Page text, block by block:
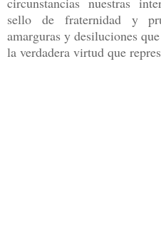
sello de fraternidad y
amarguras y desiluciones
la verdadera virtud que